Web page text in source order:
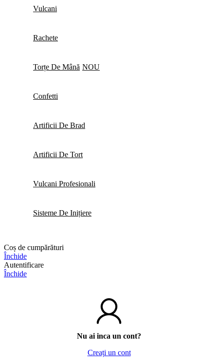
Vulcani
Rachete
Torțe De Mână NOU
Confetti
Artificii De Brad
Artificii De Tort
Vulcani Profesionali
Sisteme De Inițiere
Coș de cumpărături
Închide
Autentificare
Închide
Nu ai inca un cont?
Creați un cont